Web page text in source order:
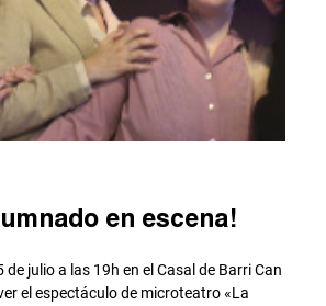
en escena!
de julio a las 19h en el Casal de Barri Can
el espectáculo de microteatro «La